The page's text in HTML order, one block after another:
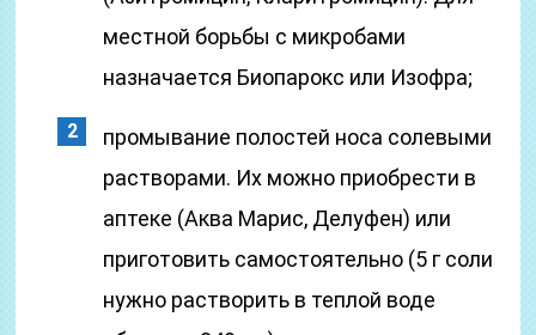
местной борьбы с микробами
назначается Биопарокс или Изофра;
промывание полостей носа солевыми
растворами. Их можно приобрести в
аптеке (Аква Марис, Делуфен) или
приготовить самостоятельно (5 г соли
нужно растворить в теплой воде